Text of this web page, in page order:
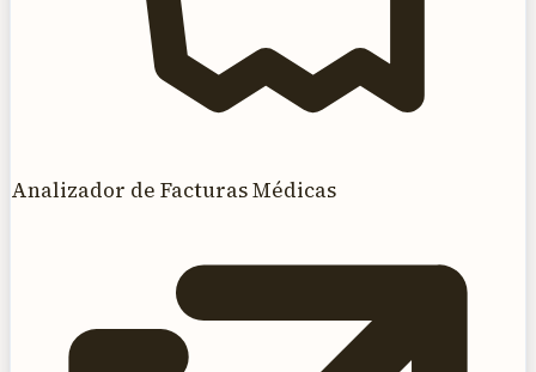
Analizador de Facturas Médicas